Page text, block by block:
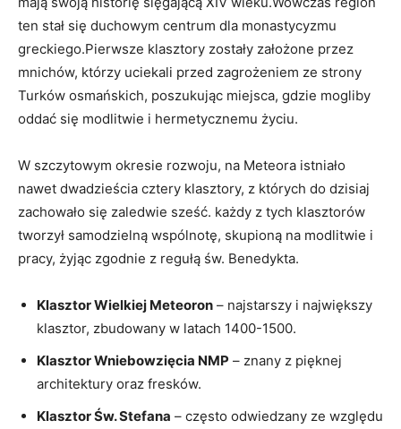
ten stał się duchowym centrum dla monastycyzmu
greckiego.Pierwsze klasztory zostały założone przez
mnichów, którzy uciekali przed zagrożeniem ze strony
Turków osmańskich, poszukując miejsca, gdzie mogliby
oddać się modlitwie i hermetycznemu życiu.
W szczytowym okresie rozwoju, na Meteora istniało
nawet dwadzieścia cztery klasztory, z których do dzisiaj
zachowało się zaledwie sześć. każdy z tych klasztorów
tworzył samodzielną wspólnotę, skupioną na modlitwie i
pracy, żyjąc zgodnie z regułą św. Benedykta.
Klasztor Wielkiej Meteoron – najstarszy i największy
klasztor, zbudowany w latach 1400-1500.
Klasztor Wniebowzięcia NMP – znany z pięknej
architektury oraz fresków.
Klasztor Św. Stefana – często odwiedzany ze względu